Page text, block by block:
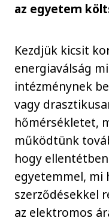
az egyetem
Kezdjük kicsit
energiaválság
intézménynek
vagy
hőmérsékletet,
működtünk
hogy
egyetemmel, mi
szerződésekkel
az elektromos